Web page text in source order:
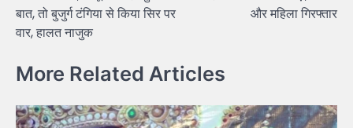
बात, तो बुजुर्ग टंगिया से किया सिर पर
वार, हालत नाजुक
और महिला गिरफ्तार
More Related Articles